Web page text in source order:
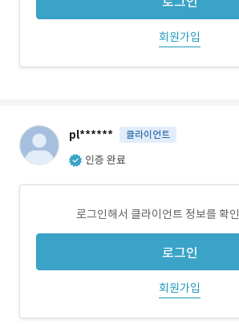
회원가입
pl****** 클라이언트
인증 완료
로그인해서 클라이언트 정보를 확
로그인
회원가입